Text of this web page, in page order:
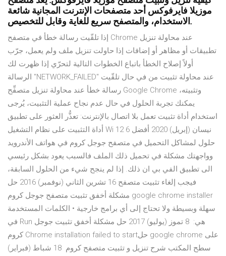
موزيلا فايرفوكس أحد متصفحات الإنترنت المجانية شائعة
الاستخدام، والمتصفح سريع للغاية وقابل للتخصيص.
إذا تلقّيت رسالة خطأ في متصفح Chrome عند محاولة تنزيل
تطبيقات أو مظاهر أو إضافات إذا حاولت تنزيل ملف ولم يعمل، جرّب
أولاً إصلاح الخطأ باتباع الخطوات التالية لتحرّي إذا ظهرت لك
الرسالة "NETWORK_FAILED" عند محاولة تثبيت من في حال تلقّيت
رسالة خطأ عند محاولة تنزيل متصفِّح Google Chrome وتثبيته،
يمكنك تجربة الحلول في حال عدم نجاح عملية التثبيت، يُرجى
استخدام أداة تثبيت تعمل بلا اتصال بالإنترنت: تعذُّر العثور على تطبيق
أداة التثبيت على نظام التشغيل Wi 12 نيسان (إبريل) 2020 أفضل 6
حلول لمشاكل التحميل في متصفح جوجل كروم في هواتف الأندرويد
وواجهتك مشكلة في تحميل ذلك الملف فالسبب يعود بشكل رئيسي
الى تطبيق الفي بي ان ذلك. إذا لم ينجح شيء من الحلول السابقة،
فيجب إلغاء تثبيت متصفح 16 تشرين الثاني (نوفمبر) 2016 حل
مشكلة أخفق تثبيت متصفح جوجل كروم google chrome installer
سهلة وبسيطة ولا تحتاج إلى أي برامج خارجية • الكلمات المستخدمة
في Run هي: 8 تموز (يوليو) 2017 حل مشكلة أخفق تثبيت جوجل
كروم Chrome installation failed to startحل google chrome على
سطح المكتب شرح تنزيل و تثبيت متصفح كروم 18 شباط (فبراير)